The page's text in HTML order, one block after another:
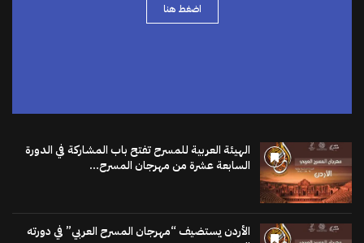
اضغط هنا
الهيئة العربية للمسرح تفتح باب المشاركة في الدورة
السابعة عشرة من مهرجان المسرح...
الأردن يستضيف “مهرجان المسرح العربي” في دورته